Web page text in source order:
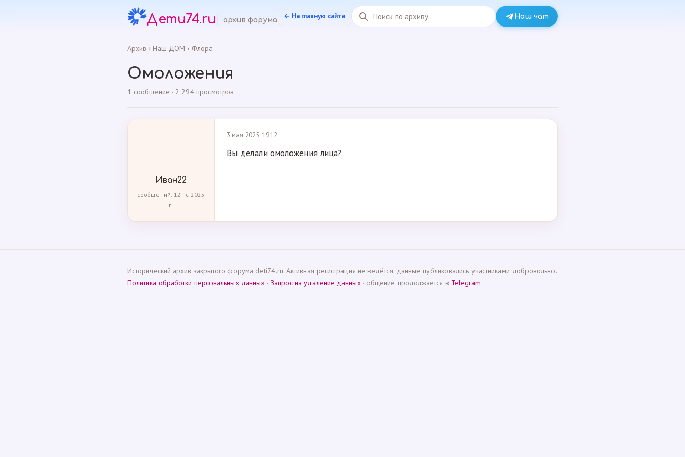
Дети74.ru архив форума ← На главную сайта Наш чат
Архив › Наш ДОМ › Флора
Омоложения
1 сообщение · 2 294 просмотров
Иван22
сообщений: 12 · с 2025
г.
3 мая 2025, 19:12
Вы делали омоложения лица?
Исторический архив закрытого форума deti74.ru. Активная регистрация не ведётся, данные публиковались участниками добровольно.
Политика обработки персональных данных · Запрос на удаление данных· общение продолжается в Telegram.